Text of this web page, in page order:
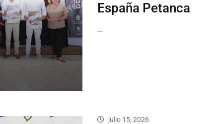
España Petanca
…
julio 15, 2026